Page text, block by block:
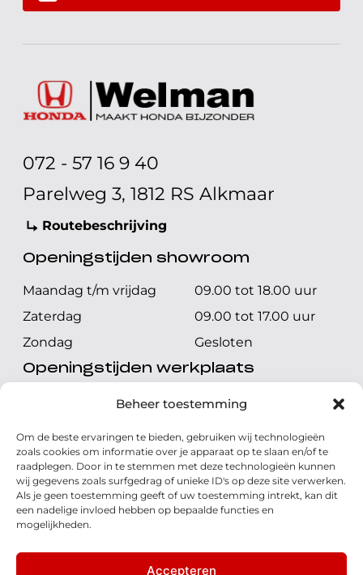
Beheer toestemming
Om de beste ervaringen te bieden, gebruiken wij technologieën
zoals cookies om informatie over je apparaat op te slaan en/of te
raadplegen. Door in te stemmen met deze technologieën kunnen
wij gegevens zoals surfgedrag of unieke ID's op deze site verwerken.
Als je geen toestemming geeft of uw toestemming intrekt, kan dit
een nadelige invloed hebben op bepaalde functies en
mogelijkheden.
Accepteren
072 - 57 16 9 40
Parelweg 3, 1812 RS Alkmaar
Routebeschrijving
Openingstijden showroom
Maandag t/m vrijdag
09.00 tot 18.00 uur
Zaterdag
09.00 tot 17.00 uur
Zondag
Gesloten
Openingstijden werkplaats
Maandag t/m vrijdag
08.00 tot 17.00 uur
Zondag
Gesloten
Volg ons